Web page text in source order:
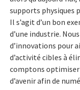
supports physiques
Il s’agit d’un bon
d’une industrie.
d’innovations pour
d’activité cibles à
comptons
d’avenir afin de